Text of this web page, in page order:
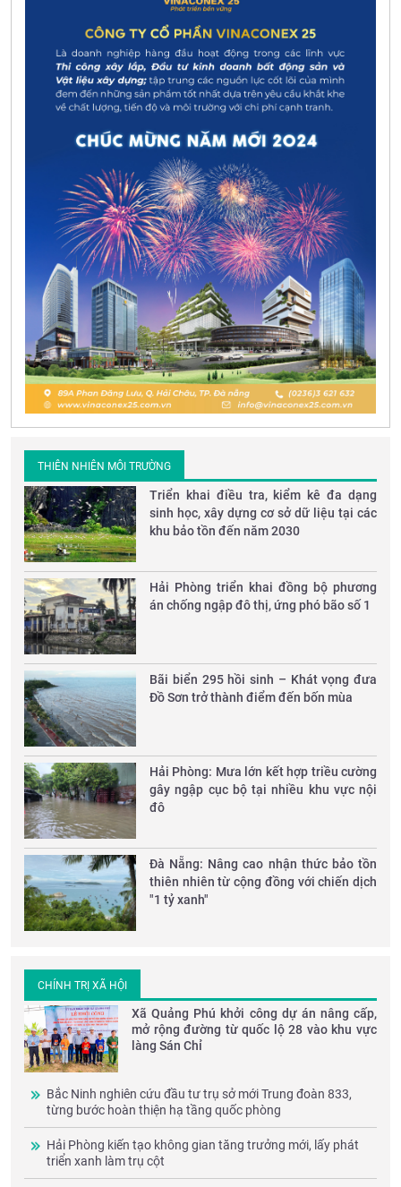
THIÊN NHIÊN MÔI TRƯỜNG
Triển khai điều tra, kiểm kê đa dạng
sinh học, xây dựng cơ sở dữ liệu tại các
khu bảo tồn đến năm 2030
Hải Phòng triển khai đồng bộ phương
án chống ngập đô thị, ứng phó bão số 1
Bãi biển 295 hồi sinh – Khát vọng đưa
Đồ Sơn trở thành điểm đến bốn mùa
Hải Phòng: Mưa lớn kết hợp triều cường
gây ngập cục bộ tại nhiều khu vực nội
đô
Đà Nẵng: Nâng cao nhận thức bảo tồn
thiên nhiên từ cộng đồng với chiến dịch
"1 tỷ xanh"
CHÍNH TRỊ XÃ HỘI
Xã Quảng Phú khởi công dự án nâng cấp,
mở rộng đường từ quốc lộ 28 vào khu vực
làng Sán Chỉ
Bắc Ninh nghiên cứu đầu tư trụ sở mới Trung đoàn 833,
từng bước hoàn thiện hạ tầng quốc phòng
Hải Phòng kiến tạo không gian tăng trưởng mới, lấy phát
triển xanh làm trụ cột